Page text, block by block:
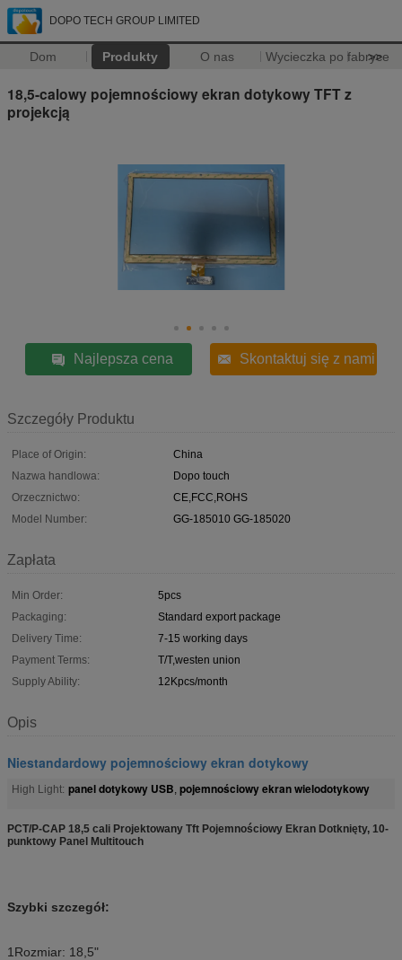
DOPO TECH GROUP LIMITED
Dom Produkty O nas Wycieczka po fabryce
>>
18,5-calowy pojemnościowy ekran dotykowy TFT z
projekcją
Najlepsza cena Skontaktuj się z nami
Szczegóły Produktu
Place of Origin:
China
Nazwa handlowa:
Dopo touch
Orzecznictwo:
CE,FCC,ROHS
Model Number:
GG-185010 GG-185020
Zapłata
Min Order:
5pcs
Packaging:
Standard export package
Delivery Time:
7-15 working days
Payment Terms:
T/T,westen union
Supply Ability:
12Kpcs/month
Opis
Niestandardowy pojemnościowy ekran dotykowy
High Light: panel dotykowy USB, pojemnościowy ekran wielodotykowy
PCT/P-CAP 18,5 cali Projektowany Tft Pojemnościowy Ekran Dotknięty, 10-
punktowy Panel Multitouch
Szybki szczegół:
1Rozmiar: 18,5"